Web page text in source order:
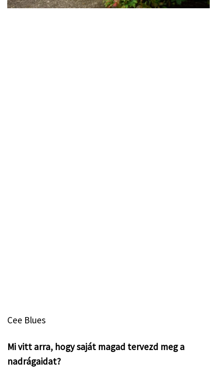
Cee Blues
Mi vitt arra, hogy saját magad tervezd meg a
nadrágaidat?